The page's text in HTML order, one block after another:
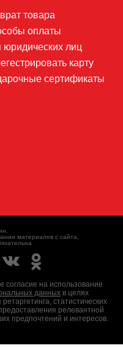
товара
оплаты
юридических лиц
карту
сертификаты
материалов с сайта,
согласие на использование
данных в целях
статистических
релевантной
предпочтений и интересов.